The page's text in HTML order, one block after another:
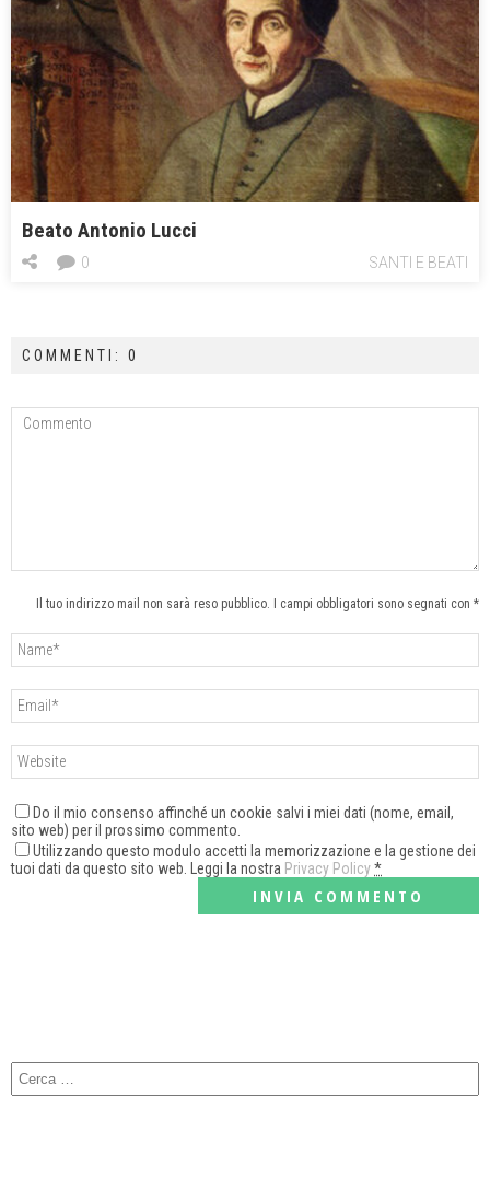
Beato Antonio Lucci
SANTI E BEATI
0
COMMENTI: 0
Il tuo indirizzo mail non sarà reso pubblico. I campi obbligatori sono segnati con *
Do il mio consenso affinché un cookie salvi i miei dati (nome, email,
sito web) per il prossimo commento.
Utilizzando questo modulo accetti la memorizzazione e la gestione dei
tuoi dati da questo sito web. Leggi la nostra Privacy Policy*